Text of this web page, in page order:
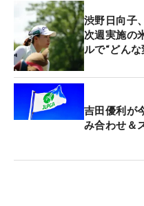
渋野日向子
次週実施の
ルで“どん
吉田優利が
み合わせ＆